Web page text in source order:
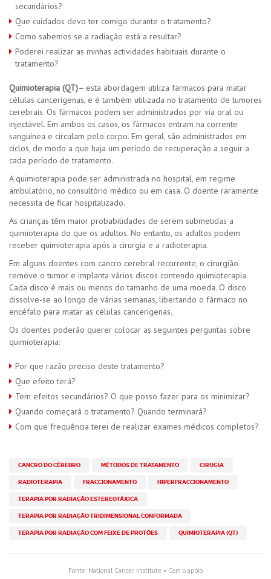
secundários?
Que cuidados devo ter comigo durante o tratamento?
Como sabemos se a radiação está a resultar?
Poderei realizar as minhas actividades habituais durante o
tratamento?
Quimioterapia (QT)– esta abordagem utiliza fármacos para matar
células cancerígenas, e é também utilizada no tratamento de tumores
cerebrais. Os fármacos podem ser administrados por via oral ou
injectável. Em ambos os casos, os fármacos entram na corrente
sanguínea e circulam pelo corpo. Em geral, são administrados em
ciclos, de modo a que haja um período de recuperação a seguir a
cada período de tratamento.
A quimioterapia pode ser administrada no hospital, em regime
ambulatório, no consultório médico ou em casa. O doente raramente
necessita de ficar hospitalizado.
As crianças têm maior probabilidades de serem submetidas a
quimioterapia do que os adultos. No entanto, os adultos podem
receber quimioterapia após a cirurgia e a radioterapia.
Em alguns doentes com cancro cerebral recorrente, o cirurgião
remove o tumor e implanta vários discos contendo quimioterapia.
Cada disco é mais ou menos do tamanho de uma moeda. O disco
dissolve-se ao longo de várias semanas, libertando o fármaco no
encéfalo para matar as células cancerígenas.
Os doentes poderão querer colocar as seguintes perguntas sobre
quimioterapia:
Por que razão preciso deste tratamento?
Que efeito terá?
Tem efeitos secundários? O que posso fazer para os minimizar?
Quando começará o tratamento? Quando terminará?
Com que frequência terei de realizar exames médicos completos?
CANCRO DO CÉREBRO MÉTODOS DE TRATAMENTO CIRUGIA
RADIOTERAPIA FRACCIONAMENTO HIPERFRACCIONAMENTO
TERAPIA POR RADIAÇÃO ESTEREOTÁXICA
TERAPIA POR RADIAÇÃO TRIDIMENSIONAL CONFORMADA
TERAPIA POR RADIAÇÃO COM FEIXE DE PROTÕES QUIMIOTERAPIA (QT)
Fonte: National Cancer Institute • Com o apoio